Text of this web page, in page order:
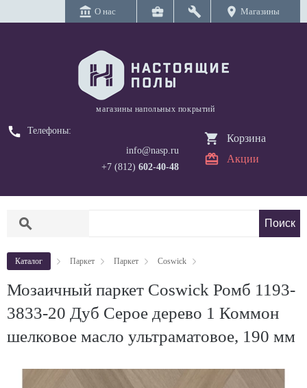
account_balance О нас business_center build location_on Магазины
магазины напольных покрытий
call
Телефоны:
info@nasp.ru
+7 (812) 602-40-48
Корзина
Акции
search
Каталог Паркет Паркет Coswick
Мозаичный паркет Coswick Ромб 1193-
3833-20 Дуб Серое дерево 1 Коммон
шелковое масло ультраматовое, 190 мм